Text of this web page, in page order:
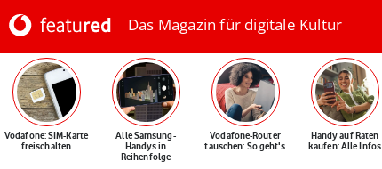
Das Magazin für digitale Kultur
Vodafone: SIM-Karte
freischalten
Alle Samsung-
Handys in
Reihenfolge
Vodafone-Router
tauschen: So geht's
Handy auf Raten
kaufen: Alle Infos